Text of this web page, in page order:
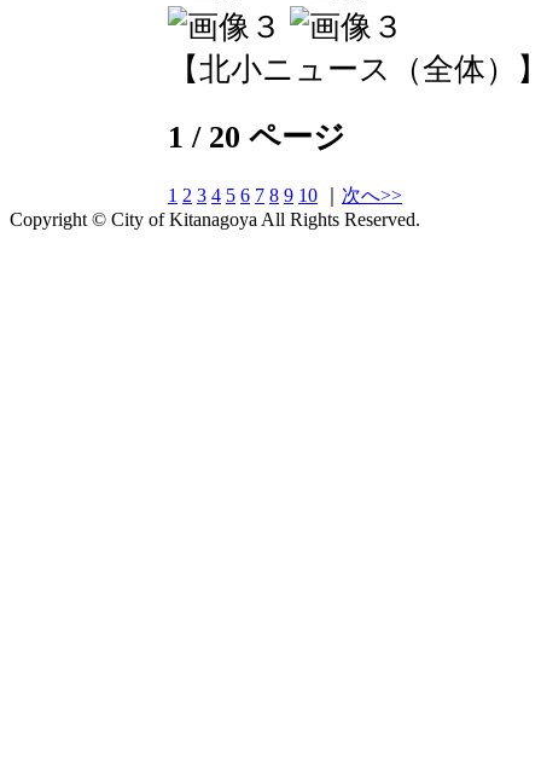
【北小ニュース（全体）
1 / 20 ページ
1 2 3 4 5 6 7 8 9 10
次へ>>
Copyright © City of Kitanagoya All Rights Reserved.